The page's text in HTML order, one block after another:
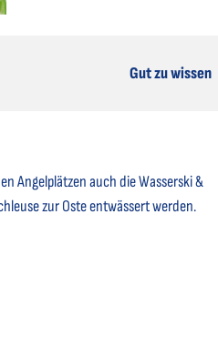
Gut zu wissen
Angelplätzen auch die Wasserski &
zur Oste entwässert werden.